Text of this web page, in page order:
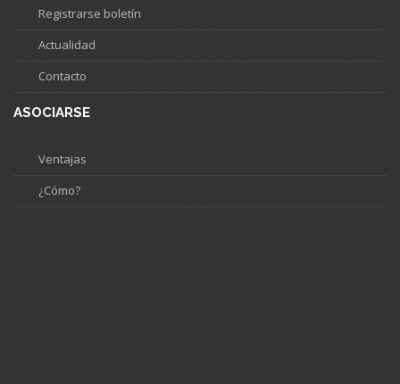
Registrarse boletín
Actualidad
Contacto
ASOCIARSE
Ventajas
¿Cómo?